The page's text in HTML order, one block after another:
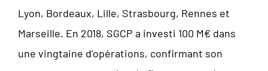
Lyon, Bordeaux, Lille, Strasbourg, Rennes et
Marseille. En 2018, SGCP a investi 100 M€ dans
une vingtaine d’opérations, confirmant son